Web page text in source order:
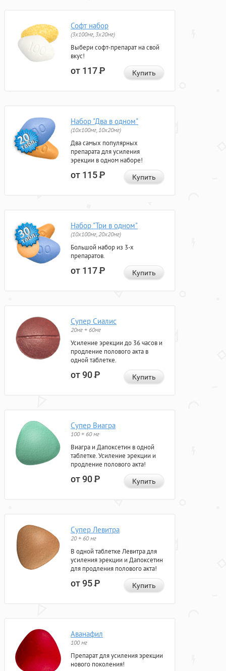
Софт набор
(3x100мг, 3x20мг)
Выбери софт-препарат на свой
вкус!
от 117Р Купить
Набор "Два в одном"
(10x100мг, 10x20мг)
Два самых популярных
препарата для усиления
эрекции в одном наборе!
от 115Р Купить
Набор "Три в одном"
(10x100мг, 20x20мг)
Большой набор из 3-х
препаратов.
от 117Р Купить
Супер Сиалис
20мг + 60мг
Усиление эрекции до 36 часов и
продление полового акта в
одной таблетке.
от 90Р Купить
Супер Виагра
100 + 60 мг
Виагра и Дапоксетин в одной
таблетке. Усиление эрекции и
продление полового акта!
от 90Р Купить
Супер Левитра
20 + 60 мг
В одной таблетке Левитра для
усиления эрекции и Дапоксетин
для продления полового акта!
от 95Р Купить
Аванафил
100 мг
Препарат для усиления эрекции
нового поколения!